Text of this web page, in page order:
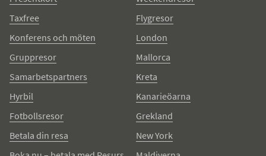
Taxfree
Konferens och möten
Gruppresor
Samarbetspartners
Hyrbil
Fotbollsresor
Betala din resa
Flygresor
London
Mallorca
Kreta
Kanarieöarna
Grekland
New York